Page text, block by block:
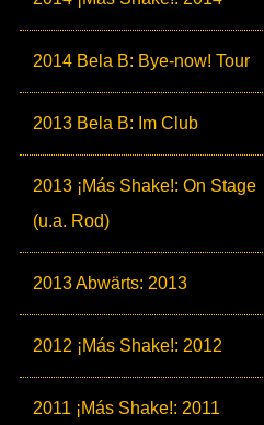
2014 Bela B: Bye-now! Tour
2013 Bela B: Im Club
2013 ¡Más Shake!: On Stage
(u.a. Rod)
2013 Abwärts: 2013
2012 ¡Más Shake!: 2012
2011 ¡Más Shake!: 2011